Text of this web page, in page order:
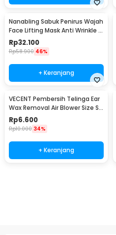
Nanabling Sabuk Penirus Wajah
Face Lifting Mask Anti Wrinkle S
- TZ20
Rp32.100
Rp58.900 46%
+ Keranjang
VECENT Pembersih Telinga Ear
Wax Removal Air Blower Size S -
V843
Rp6.600
Rp10.000 34%
+ Keranjang